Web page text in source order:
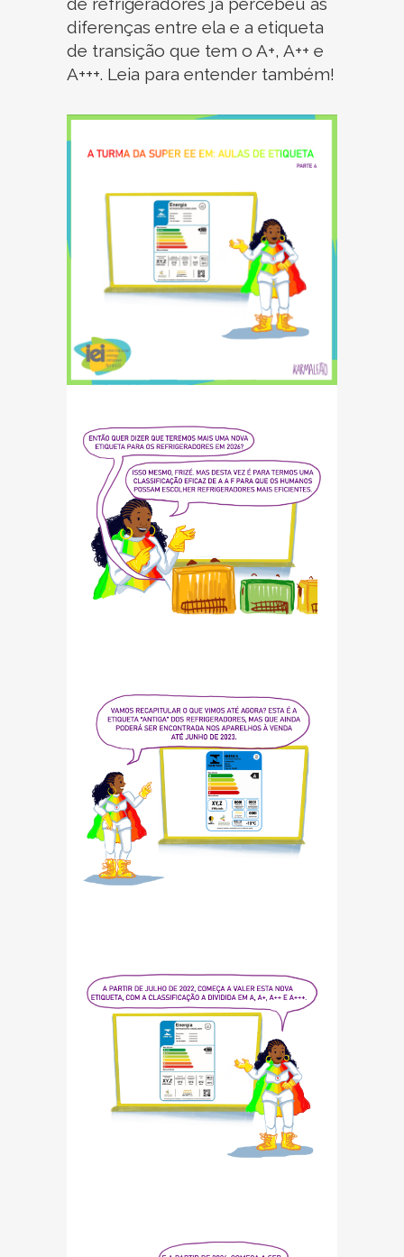
diferenças entre ela e a etiqueta
de transição que tem o A+, A++ e
A+++. Leia para entender também!